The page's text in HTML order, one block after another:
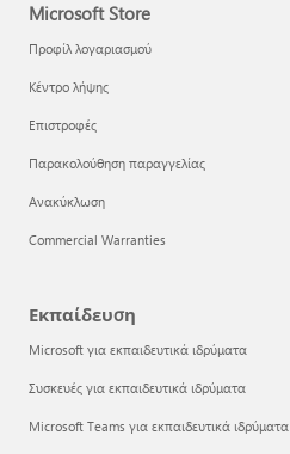
Microsoft Store
Προφίλ λογαριασμού
Κέντρο λήψης
Επιστροφές
Παρακολούθηση παραγγελίας
Ανακύκλωση
Commercial Warranties
Εκπαίδευση
Microsoft για εκπαιδευτικά ιδρύματα
Συσκευές για εκπαιδευτικά ιδρύματα
Microsoft Teams για εκπαιδευτικά ιδρύματα